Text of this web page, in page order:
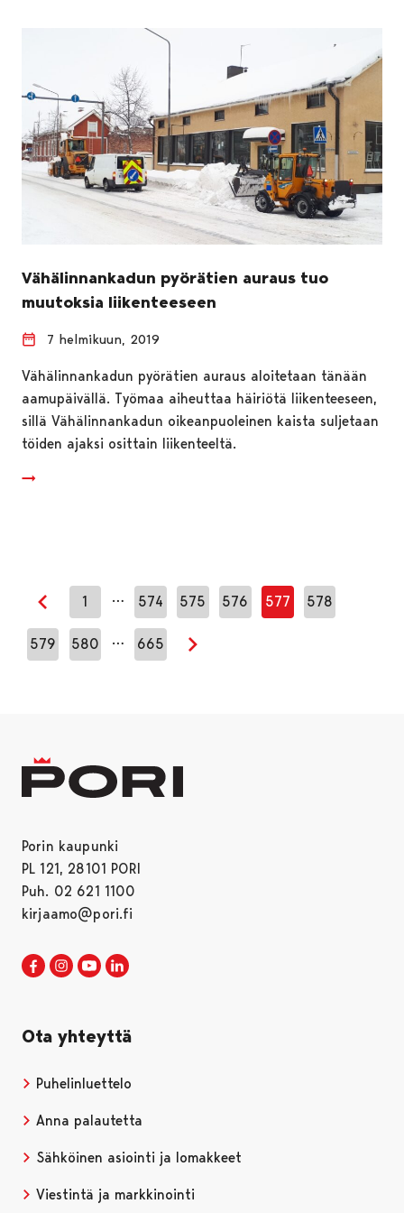
Vähälinnankadun pyörätien auraus tuo
muutoksia liikenteeseen
7 helmikuun, 2019
Vähälinnankadun pyörätien auraus aloitetaan tänään
aamupäivällä. Työmaa aiheuttaa häiriötä liikenteeseen,
sillä Vähälinnankadun oikeanpuoleinen kaista suljetaan
töiden ajaksi osittain liikenteeltä.
Edellinen sivu
1 … 574 575 576 577 578
579 580 … 665
Seuraava sivu
Porin kaupunki
PL 121, 28101 PORI
Puh. 02 621 1100
kirjaamo@pori.fi
Porin kaupunki Facebookissa
Avautuu uudessa välilehdessä
Porin kaupunki Instagramissa
Avautuu uudessa välilehdessä
Porin kaupunki Youtubessa
Avautuu uudessa välilehdessä
Ota yhteyttä
Puhelinluettelo
Anna palautetta
Sähköinen asiointi ja lomakkeet
Viestintä ja markkinointi